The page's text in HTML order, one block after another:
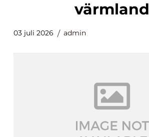
värmland
03 juli 2026 admin